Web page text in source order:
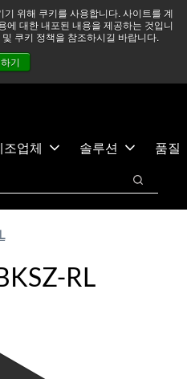
위해 쿠키를 사용합니다. 사이트를 계
에 대한 내포된 내용을 제공하는 것입니
쿠키 정책을 참조하시길 바랍니다.
기
시하고 있으며, 모든 서비스는
습니다. 더 읽어보기 →
문의하기
조업체 솔루션
품질
검색
RL